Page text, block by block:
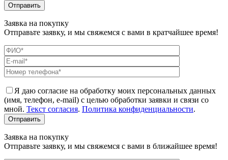
Заявка на покупку
Отправьте заявку, и мы свяжемся с вами в кратчайшее время!
Я даю согласие на обработку моих персональных данных
(имя, телефон, e-mail) с целью обработки заявки и связи со
мной. Текст согласия. Политика конфиденциальности.
Заявка на покупку
Отправьте заявку, и мы свяжемся с вами в ближайшее время!